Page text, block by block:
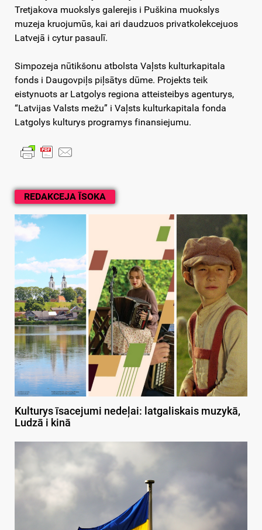
REDAKCEJA ĪSOKA
Kulturys īsacejumi nedeļai: latgaliskais muzykā,
Ludzā i kinā
Tretjakova muokslys galerejis i Puškina muokslys
muzeja kruojumūs, kai ari daudzuos privatkolekcejuos
Latvejā i cytur pasaulī.
Simpozeja nūtikšonu atbolsta Vaļsts kulturkapitala
fonds i Daugovpiļs piļsātys dūme. Projekts teik
eistynuots ar Latgolys regiona atteisteibys agenturys,
“Latvijas Valsts mežu” i Vaļsts kulturkapitala fonda
Latgolys kulturys programys finansiejumu.